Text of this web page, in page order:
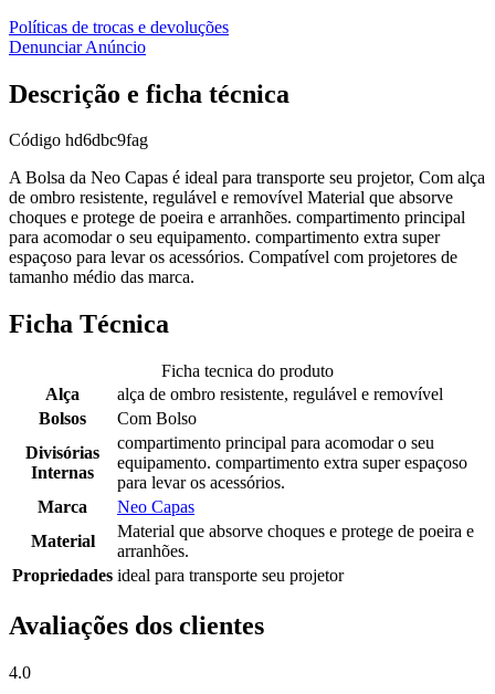
Políticas de trocas e devoluções
Denunciar Anúncio
Descrição e ficha técnica
Código hd6dbc9fag
A Bolsa da Neo Capas é ideal para transporte seu projetor, Com alça
de ombro resistente, regulável e removível Material que absorve
choques e protege de poeira e arranhões. compartimento principal
para acomodar o seu equipamento. compartimento extra super
espaçoso para levar os acessórios. Compatível com projetores de
tamanho médio das marca.
Ficha Técnica
Ficha tecnica do produto
Alça
alça de ombro resistente, regulável e removível
Bolsos
Com Bolso
Divisórias
Internas
compartimento principal para acomodar o seu
equipamento. compartimento extra super espaçoso
para levar os acessórios.
Marca
Neo Capas
Material
Material que absorve choques e protege de poeira e
arranhões.
Propriedades ideal para transporte seu projetor
Avaliações dos clientes
4.0